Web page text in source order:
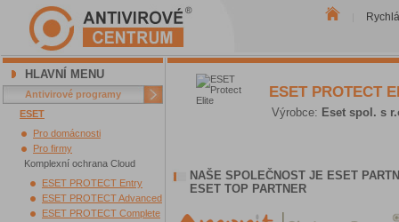
HLAVNÍ MENU
Antivirové programy
ESET
Pro domácnosti
Pro firmy
Komplexní ochrana Cloud
ESET PROTECT Entry
ESET PROTECT Advanced
ESET PROTECT Complete
ESET PROTECT
Výrobce: Eset spol. s
NAŠE SPOLEČNOST JE ESET
ESET TOP PARTNER